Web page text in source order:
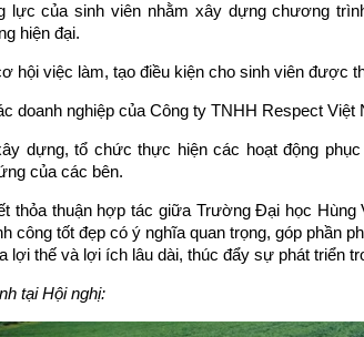
lực của sinh viên nhằm xây dựng chương
hiện đại.
hội việc làm, tạo điều kiện cho sinh viên được
doanh nghiệp của Công ty TNHH Respect Việt
dựng, tổ chức thực hiện các hoạt động
của các bên.
thỏa thuận hợp tác giữa Trường Đại học
công tốt đẹp có ý nghĩa quan trọng, góp phần
lợi thế và lợi ích lâu dài, thúc đẩy sự phát triển
tại Hội nghị: